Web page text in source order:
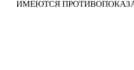
ИМЕЮТСЯ